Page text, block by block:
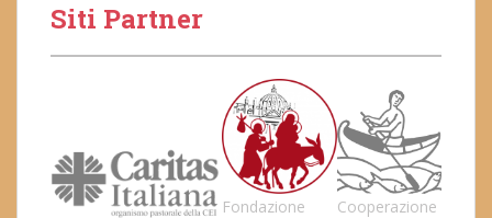
Siti Partner
Fondazione
Cooperazione